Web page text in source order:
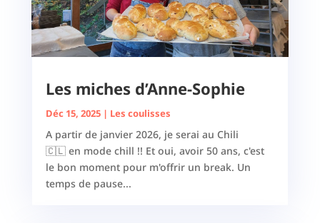
Les miches d’Anne-Sophie
Déc 15, 2025| Les coulisses
A partir de janvier 2026, je serai au Chili
🇨🇱 en mode chill !! Et oui, avoir 50 ans, c'est
le bon moment pour m'offrir un break. Un
temps de pause...